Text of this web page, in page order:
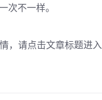
次不一样。
，请点击文章标题进入